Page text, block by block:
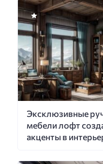
Эксклюзивные
мебели лофт
акценты в